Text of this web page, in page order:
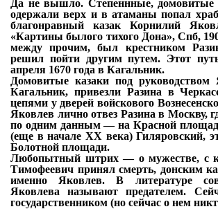
Да не вышло. Степеннные, домовитые
одержали верх и в атаманы попал
благонравный казак Корнилий
«Картины былого тихого Дона», Спб,
между прочим, был крестником
решил пойти другим путем. Этот
апреля 1670 года в Кагальник.
Домовитые казаки под руководством
Кагальник, привезли Разина в
цепями у дверей войскового
Яковлев лично отвез Разина в Москву,
по одним данным — на Красной
(еще в начале ХХ века) Гиляровский,
Болотной площади.
Любопытный штрих — о мужестве, с
Тимофеевич принял смерть, донским
именно Яковлев. В литературе
Яковлеваназывают предателем.
государственником (но сейчас о нем